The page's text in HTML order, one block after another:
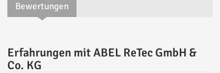
Bewertungen
Erfahrungen mit ABEL ReTec GmbH &
Co. KG